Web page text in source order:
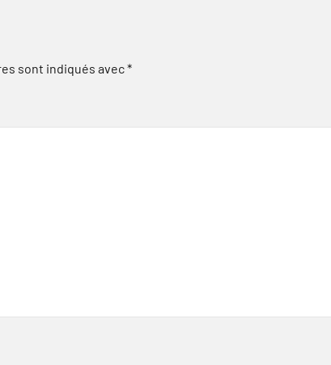
sont indiqués avec*